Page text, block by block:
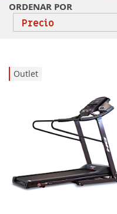
ORDENAR POR
Outlet